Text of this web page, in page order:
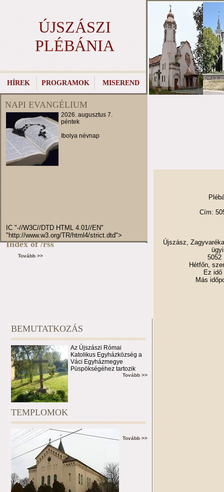
ÚJSZÁSZI
PLÉBÁNIA
HÍREK PROGRAMOK MISEREND
NAPI EVANGÉLIUM
2026. augusztus 7.
péntek
Ibolya névnap
IC "-//W3C//DTD HTML 4.01//EN"
"http://www.w3.org/TR/html4/strict.dtd">
Index of /rss
Tovább >>
Cím:
Újszász,
5052
Hétfőn,
Ez idő
Más
BEMUTATKOZÁS
Az Újszászi Római
Katolikus Egyházközség a
Váci Egyházmegye
Püspökségéhez tartozik
Tovább >>
TEMPLOMOK
Tovább >>